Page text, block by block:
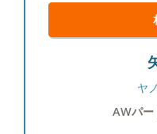
ヤ
AWパー